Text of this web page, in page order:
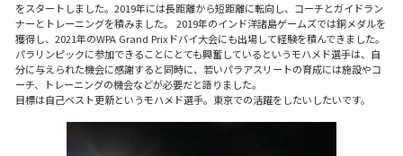
をスタートしました。2019年には長距離から短距離に転向し、コーチとガイドラン
ナーとトレーニングを積みました。 2019年のインド洋諸島ゲームズでは銅メダルを
獲得し、2021年のWPA Grand Prixドバイ大会にも出場して経験を積んできました。
パラリンピックに参加できることにとても興奮しているというモハメド選手は、自
分に与えられた機会に感謝すると同時に、若いパラアスリートの育成には施設やコ
ーチ、トレーニングの機会などが必要だと語りました。
目標は自己ベスト更新というモハメド選手。東京での活躍をしたいしたいです。